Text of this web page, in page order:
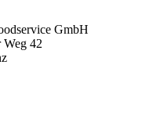
GmbH
Weg 42